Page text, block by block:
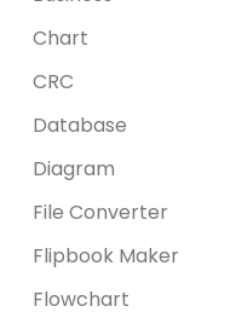
Chart
CRC
Database
Diagram
File Converter
Flipbook Maker
Flowchart